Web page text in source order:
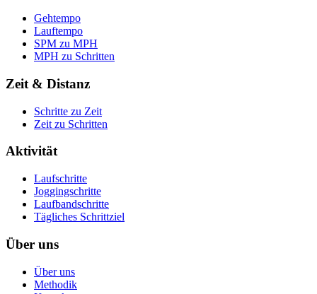
Gehtempo
Lauftempo
SPM zu MPH
MPH zu Schritten
Zeit & Distanz
Schritte zu Zeit
Zeit zu Schritten
Aktivität
Laufschritte
Joggingschritte
Laufbandschritte
Tägliches Schrittziel
Über uns
Über uns
Methodik